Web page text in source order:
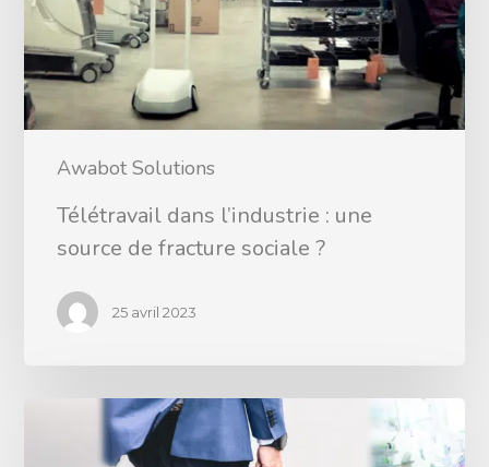
Awabot Solutions
Télétravail dans l’industrie : une
source de fracture sociale ?
25 avril 2023